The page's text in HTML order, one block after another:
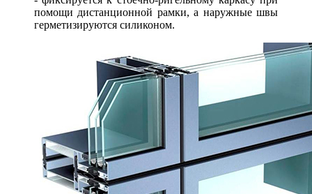
помощи дистанционной рамки, а наружные швы
герметизируются силиконом.